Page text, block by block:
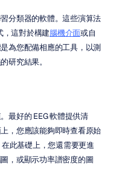
分類器的軟體。這些演算法
，這對於構建腦機介面或自
為您配備相應的工具，以測
研究結果。
最好的 EEG 軟體提供清
，您應該能夠即時查看原始
此基礎上，您還需要更進
，或顯示功率譜密度的圖